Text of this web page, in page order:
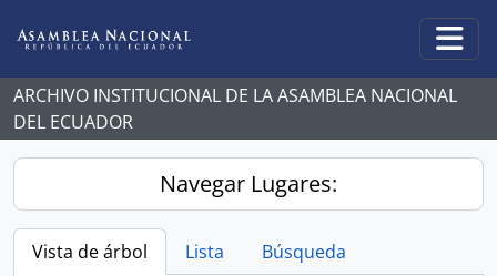
ARCHIVO INSTITUCIONAL DE LA ASAMBLEA NACIONAL
DEL ECUADOR
Navegar Lugares:
Vista de árbol Lista
Búsqueda